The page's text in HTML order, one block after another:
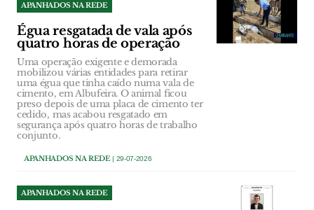
APANHADOS NA REDE
Égua resgatada de vala após
quatro horas de operação
Uma operação exigente e demorada
mobilizou várias entidades para retirar
uma égua que tinha caído numa vala de
cimento, em Albufeira. O animal ficou
preso depois de uma placa de cimento ter
cedido, mas acabou resgatado em
segurança após quatro horas de trabalho
conjunto.
APANHADOS NA REDE| 29-07-2026
APANHADOS NA REDE